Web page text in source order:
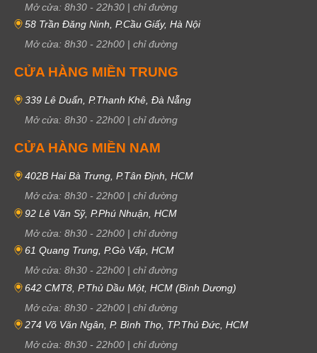
Mở cửa: 8h30 - 22h30 | chỉ đường
58 Trần Đăng Ninh, P.Cầu Giấy, Hà Nội
Mở cửa: 8h30 - 22h00 | chỉ đường
CỬA HÀNG MIỀN TRUNG
339 Lê Duẩn, P.Thanh Khê, Đà Nẵng
Mở cửa: 8h30 - 22h00 | chỉ đường
CỬA HÀNG MIỀN NAM
402B Hai Bà Trưng, P.Tân Định, HCM
Mở cửa: 8h30 - 22h00 | chỉ đường
92 Lê Văn Sỹ, P.Phú Nhuận, HCM
Mở cửa: 8h30 - 22h00 | chỉ đường
61 Quang Trung, P.Gò Vấp, HCM
Mở cửa: 8h30 - 22h00 | chỉ đường
642 CMT8, P.Thủ Dầu Một, HCM (Bình Dương)
Mở cửa: 8h30 - 22h00 | chỉ đường
274 Võ Văn Ngân, P. Bình Thọ, TP.Thủ Đức, HCM
Mở cửa: 8h30 - 22h00 | chỉ đường